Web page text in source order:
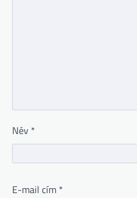
Név *
E-mail cím *